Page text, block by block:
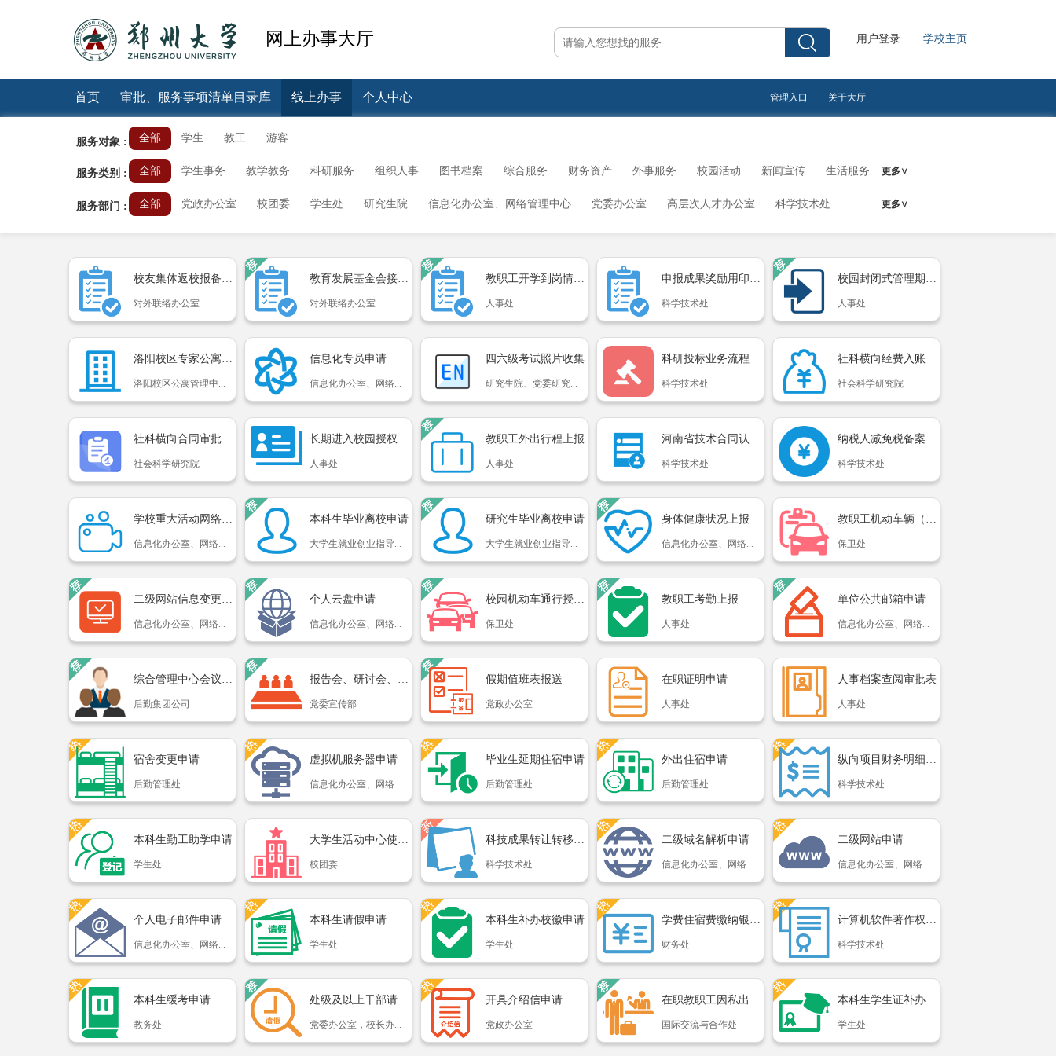
网上办事大厅 用户登录 学校主页
首页 审批、服务事项清单目录库 线上办事 个人中心 管理入口 关于大厅
服务对象 : 全部 学生 教工 游客
服务类别 : 全部 学生事务 教学教务 科研服务 组织人事 图书档案 综合服务 财务资产 外事服务 校园活动 新闻宣传 生活服务
健康情况上报 网络服务
更多∨
服务部门 : 全部 党政办公室 校团委 学生处 研究生院 信息化办公室、网络管理中心 党委办公室 高层次人才办公室 科学技术处
党委办公室，校长办公室 人事处 后勤集团公司 党委宣传部 社会科学研究院 保卫处 人才公寓管理中心
大学生就业创业指导服务中心 研究生院、党委研究生工作部 洛阳校区公寓管理中心 后勤保障人员管理工作专班
教务处 国际交流与合作处 财务处 对外联络办公室 后勤管理处
更多∨
校友集体返校报备数据查...
对外联络办公室
教育发展基金会接受社会...
对外联络办公室
教职工开学到岗情况统计
人事处
申报成果奖励用印申请
科学技术处
校园封闭式管理期间教职...
人事处
洛阳校区专家公寓申请
洛阳校区公寓管理中...
信息化专员申请
信息化办公室、网络...
四六级考试照片收集
研究生院、党委研究...
科研投标业务流程
科学技术处
社科横向经费入账
社会科学研究院
社科横向合同审批
社会科学研究院
长期进入校园授权、解除...
人事处
教职工外出行程上报
人事处
河南省技术合同认定登记...
科学技术处
纳税人减免税备案登记申...
科学技术处
学校重大活动网络直播申...
信息化办公室、网络...
本科生毕业离校申请
大学生就业创业指导...
研究生毕业离校申请
大学生就业创业指导...
身体健康状况上报
信息化办公室、网络...
教职工机动车辆（校园）...
保卫处
二级网站信息变更申请
信息化办公室、网络...
个人云盘申请
信息化办公室、网络...
校园机动车通行授权（变...
保卫处
教职工考勤上报
人事处
单位公共邮箱申请
信息化办公室、网络...
综合管理中心会议室使用...
后勤集团公司
报告会、研讨会、讲座、...
党委宣传部
假期值班表报送
党政办公室
在职证明申请
人事处
人事档案查阅审批表
人事处
宿舍变更申请
后勤管理处
虚拟机服务器申请
信息化办公室、网络...
毕业生延期住宿申请
后勤管理处
外出住宿申请
后勤管理处
纵向项目财务明细查询申...
科学技术处
本科生勤工助学申请
学生处
大学生活动中心使用申请
校团委
科技成果转让转移实施意...
科学技术处
二级域名解析申请
信息化办公室、网络...
二级网站申请
信息化办公室、网络...
个人电子邮件申请
信息化办公室、网络...
本科生请假申请
学生处
本科生补办校徽申请
学生处
学费住宿费缴纳银行卡变...
财务处
计算机软件著作权登记申...
科学技术处
本科生缓考申请
教务处
处级及以上干部请假报备
党委办公室，校长办...
开具介绍信申请
党政办公室
在职教职工因私出国（境...
国际交流与合作处
本科生学生证补办
学生处